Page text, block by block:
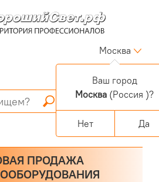
Москва
Войти
Регистрация
Корзина
0 позиций
Персональный раздел
ПРОДАЖА
Ваш город
Москва (Россия )?
Нет Да